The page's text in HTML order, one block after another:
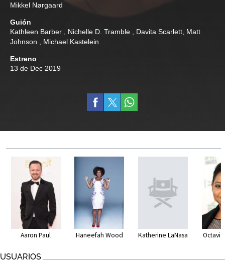
Mikkel Nørgaard
Guión
Kathleen Barber
Nichelle D. Tramble Davita Scarlett Matt
Johnson
Michael Kastelein
Estreno
13 de Dec 2019
Aaron Paul Haneefah Wood Katherine LaNasa
USUARIOS